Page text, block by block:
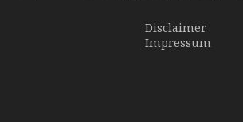
Disclaimer
Impressum